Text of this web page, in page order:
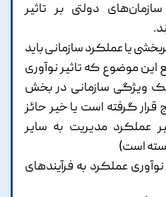
دولتی بر تاثیر
یا عملکرد سازمانی باید
این موضوع که تاثیر نوآوری
یک ویژگی سازمانی در بخش
گرفته است یا خیر حائز
عملکرد مدیریت به سایر
است)
عملکرد به فرآیندهای